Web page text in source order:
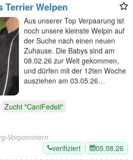
Terrier Welpen
Aus unserer Top Verpaarung ist
noch unsere kleinste Welpin auf
der Suche nach einen neuen
Zuhause. Die Babys sind am
08.02.26 zur Welt gekommen,
und dürfen mit der 12ten Woche
ausziehen am 03.05.26…
Zucht "CaniFedeli"
Vorpommern
verifiziert
05.08.26